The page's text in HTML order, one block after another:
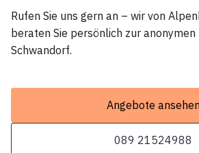
Rufen Sie uns gern an – wir von
beraten Sie persönlich zur
Schwandorf.
Angebote
089 21524988